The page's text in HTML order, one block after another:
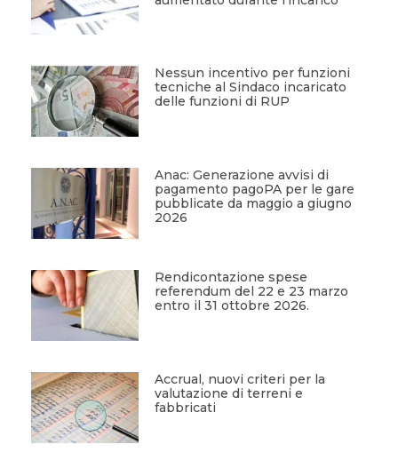
Nessun incentivo per funzioni
tecniche al Sindaco incaricato
delle funzioni di RUP
Anac: Generazione avvisi di
pagamento pagoPA per le gare
pubblicate da maggio a giugno
2026
Rendicontazione spese
referendum del 22 e 23 marzo
entro il 31 ottobre 2026.
Accrual, nuovi criteri per la
valutazione di terreni e
fabbricati